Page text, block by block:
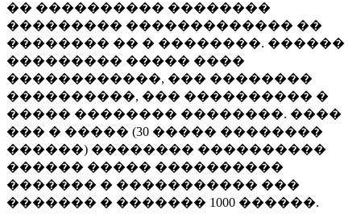
�� ���������� ��������
��������� ������������� ��
�������� �� � ��������. ������
��������� ����� ����
������������, ��� ��������
����������, ��� ���������� �
����� �������� ��������. ����
��� � ����� (30 ����� ��������
������) �������� ����������
������ ����� ����������
������� � ����������� ���
������� � ������� 1000 ������.